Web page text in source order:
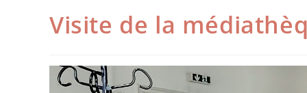
Visite de la